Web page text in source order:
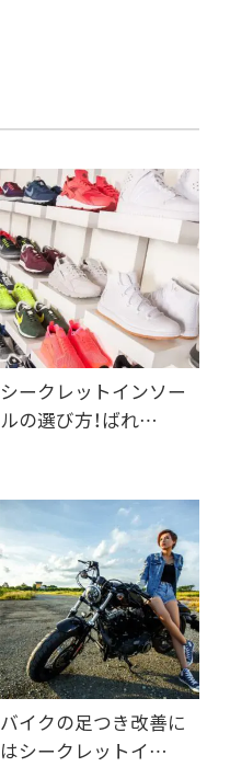
シークレットインソー
ルの選び方！ばれ…
バイクの足つき改善に
はシークレットイ…